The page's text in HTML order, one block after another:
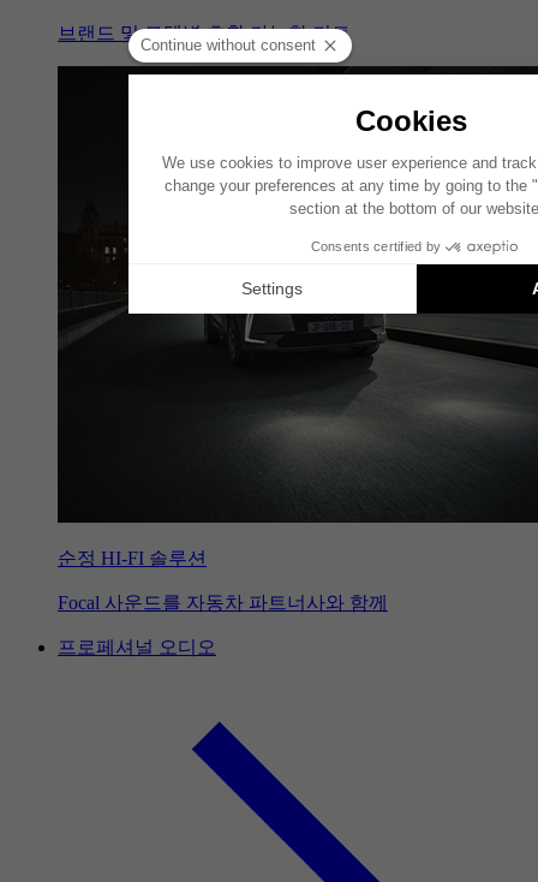
브랜드 및 모델별 호환 가능한 키트
순정 HI-FI 솔루션
Focal 사운드를 자동차 파트너사와 함께
프로페셔널 오디오